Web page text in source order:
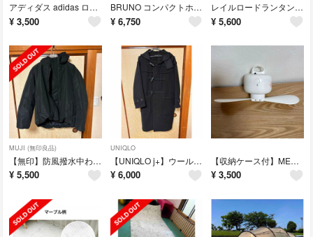
アディダス adidas ローカットスニーカー メンズ 26.5
¥ 3,500
BRUNO コンパクトホットプレート ホワイト
¥ 6,750
レイルロードランタン(ベアボーンズ)おまけ付き
¥ 5,600
MUJI (無印良品)
【無印】防風撥水中わたフードジャケット
¥ 5,500
UNIQLO
【UNIQLO j+】ウールオーバーサイズダッフルコート（2021年秋冬モデル）
¥ 6,000
【収納ケース付】MEDIK 天井扇風機 ホワイト MCH-A012
¥ 3,500